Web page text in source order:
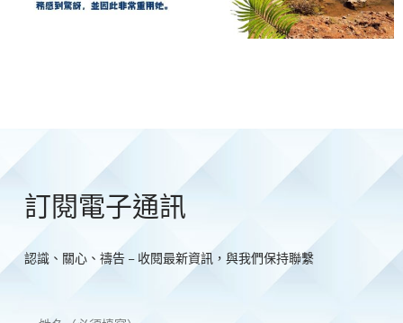
訂閱電子通訊
認識、關心、禱告 – 收閱最新資訊，與我們保持聯繫